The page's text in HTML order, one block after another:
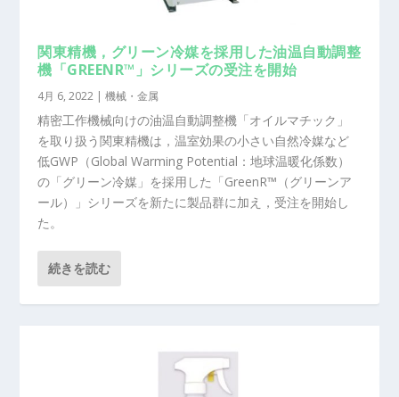
関東精機，グリーン冷媒を採用した油温自動調整
機「GREENR™」シリーズの受注を開始
4月 6, 2022 |機械・金属
精密工作機械向けの油温自動調整機「オイルマチック」
を取り扱う関東精機は，温室効果の小さい自然冷媒など
低GWP（Global Warming Potential：地球温暖化係数）
の「グリーン冷媒」を採用した「GreenR™（グリーンア
ール）」シリーズを新たに製品群に加え，受注を開始し
た。
続きを読む